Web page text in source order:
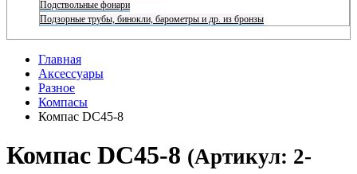
Подствольные фонари
Подзорные трубы, бинокли, барометры и др. из бронзы
Главная
Аксессуары
Разное
Компасы
Компас DC45-8
Компас DC45-8 (Артикул: 2-